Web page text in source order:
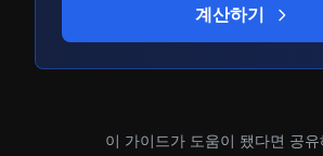
계산하기
이 가이드가 도움이 됐다면 공유